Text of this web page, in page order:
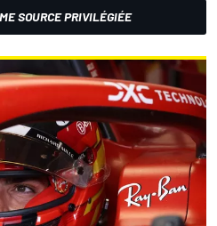
SOURCE PRIVILÉGIÉE